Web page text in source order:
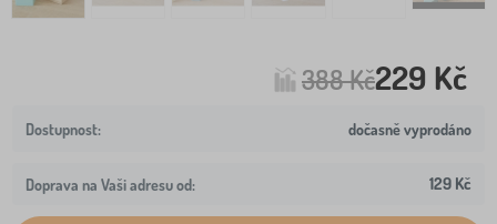
388 Kč229 Kč
dočasně vyprodáno
Doprava na Vaši adresu od: 129 Kč